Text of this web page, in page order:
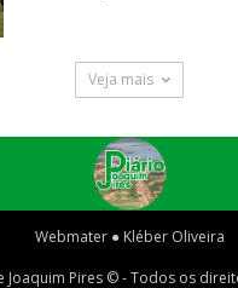
Veja mais
Webmater ● Kléber Oliveira
Joaquim Pires © - Todos os